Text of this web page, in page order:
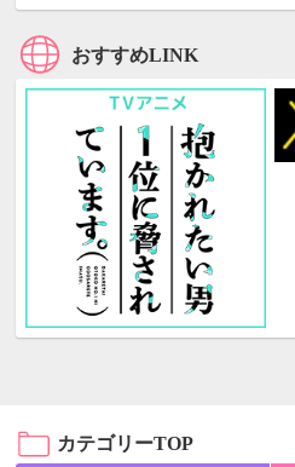
おすすめLINK
カテゴリーTOP